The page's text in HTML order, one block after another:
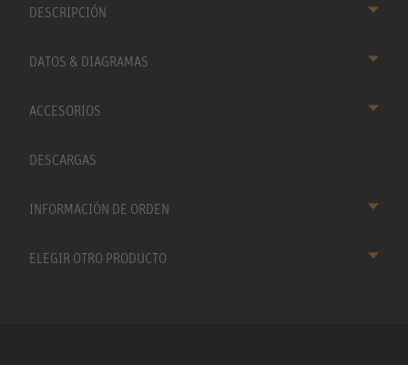
DESCRIPCIÓN
DATOS & DIAGRAMAS
ACCESORIOS
DESCARGAS
INFORMACIÓN DE ORDEN
ELEGIR OTRO PRODUCTO